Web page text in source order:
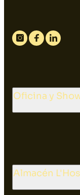
Instagram
FacebookLinkedin
Oficina y
Almacén